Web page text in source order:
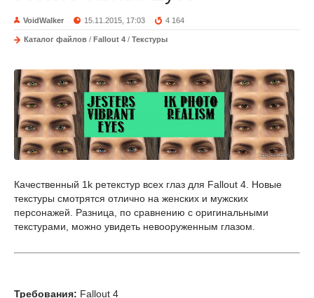
VoidWalker 15.11.2015, 17:03 4 164
Каталог файлов / Fallout 4 / Текстуры
Качественный 1k ретекстур всех глаз для Fallout 4. Новые
текстуры смотрятся отлично на женских и мужских
персонажей. Разница, по сравнению с оригинальными
текстурами, можно увидеть невооруженным глазом.
Требования: Fallout 4